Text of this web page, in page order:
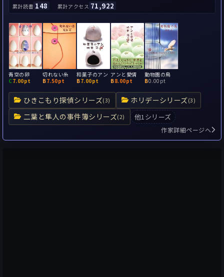
累計読書 148 累計アクセス 71,922
ひきこもり探偵シリーズ(3) ホリデーシリーズ(3)
二葉と隼人の事件簿シリーズ(2) 他1シリーズ
青空の卵
C7.00pt
切れない糸
B7.50pt
和菓子のアン
B7.00pt
アンと愛情
B8.00pt
動物園の鳥
B0.00pt
作家詳細ページへ